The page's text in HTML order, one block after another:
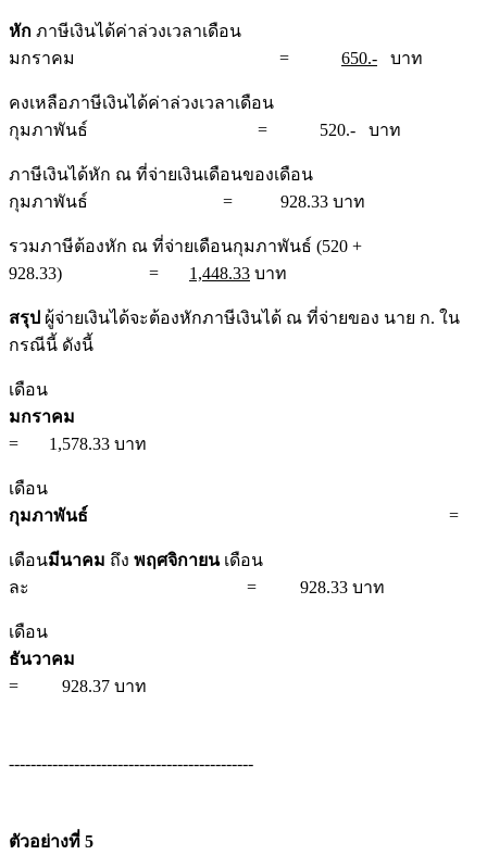
หัก ภาษีเงินได้ค่าล่วงเวลาเดือน
มกราคม = 650.- บาท
คงเหลือภาษีเงินได้ค่าล่วงเวลาเดือน
กุมภาพันธ์ = 520.- บาท
ภาษีเงินได้หัก ณ ที่จ่ายเงินเดือนของเดือน
กุมภาพันธ์ = 928.33 บาท
รวมภาษีต้องหัก ณ ที่จ่ายเดือนกุมภาพันธ์ (520 +
928.33) = 1,448.33 บาท
สรุป ผู้จ่ายเงินได้จะต้องหักภาษีเงินได้ ณ ที่จ่ายของ นาย ก. ใน
กรณีนี้ ดังนี้
เดือน
มกราคม
= 1,578.33 บาท
เดือน
กุมภาพันธ์ = 1,448.33
เดือนมีนาคม ถึง พฤศจิกายนเดือน
ละ = 928.33 บาท
เดือน
ธันวาคม
= 928.37 บาท
---------------------------------------------
ตัวอย่างที่ 5